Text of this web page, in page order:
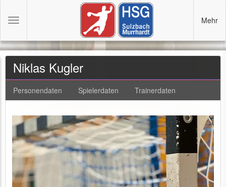
Niklas Kugler
Personendaten Spielerdaten Trainerdaten
Toggle
Mehr